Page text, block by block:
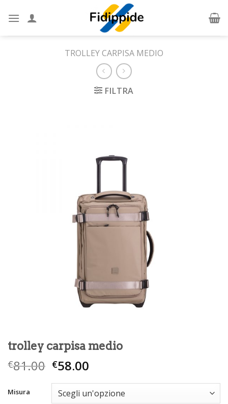
TROLLEY CARPISA MEDIO
FILTRA
trolley carpisa medio
€81.00 €58.00
Misura